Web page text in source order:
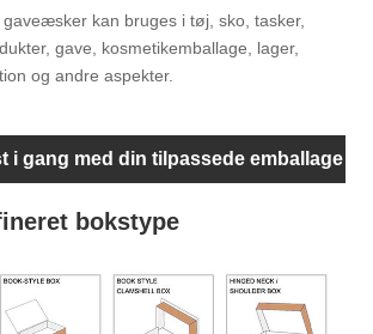
kan bruges i tøj, sko, tasker,
gave, kosmetikemballage, lager,
og andre aspekter.
i gang med din tilpassede emballage
bokstype